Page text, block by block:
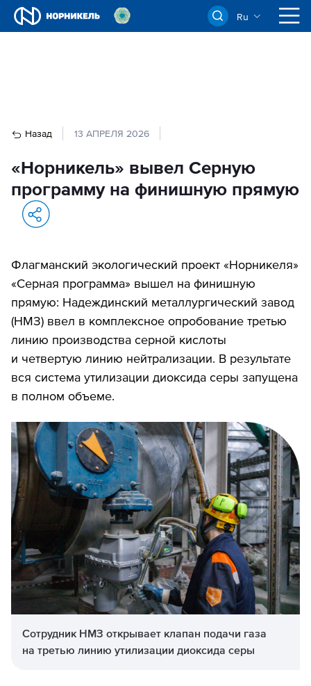
Ru
Назад 13 АПРЕЛЯ 2026
«Норникель» вывел Серную
программу на финишную прямую
Флагманский экологический проект «Норникеля»
«Серная программа» вышел на финишную
прямую: Надеждинский металлургический завод
(НМЗ) ввел в комплексное опробование третью
линию производства серной кислоты
и четвертую линию нейтрализации. В результате
вся система утилизации диоксида серы запущена
в полном объеме.
Сотрудник НМЗ открывает клапан подачи газа
на третью линию утилизации диоксида серы